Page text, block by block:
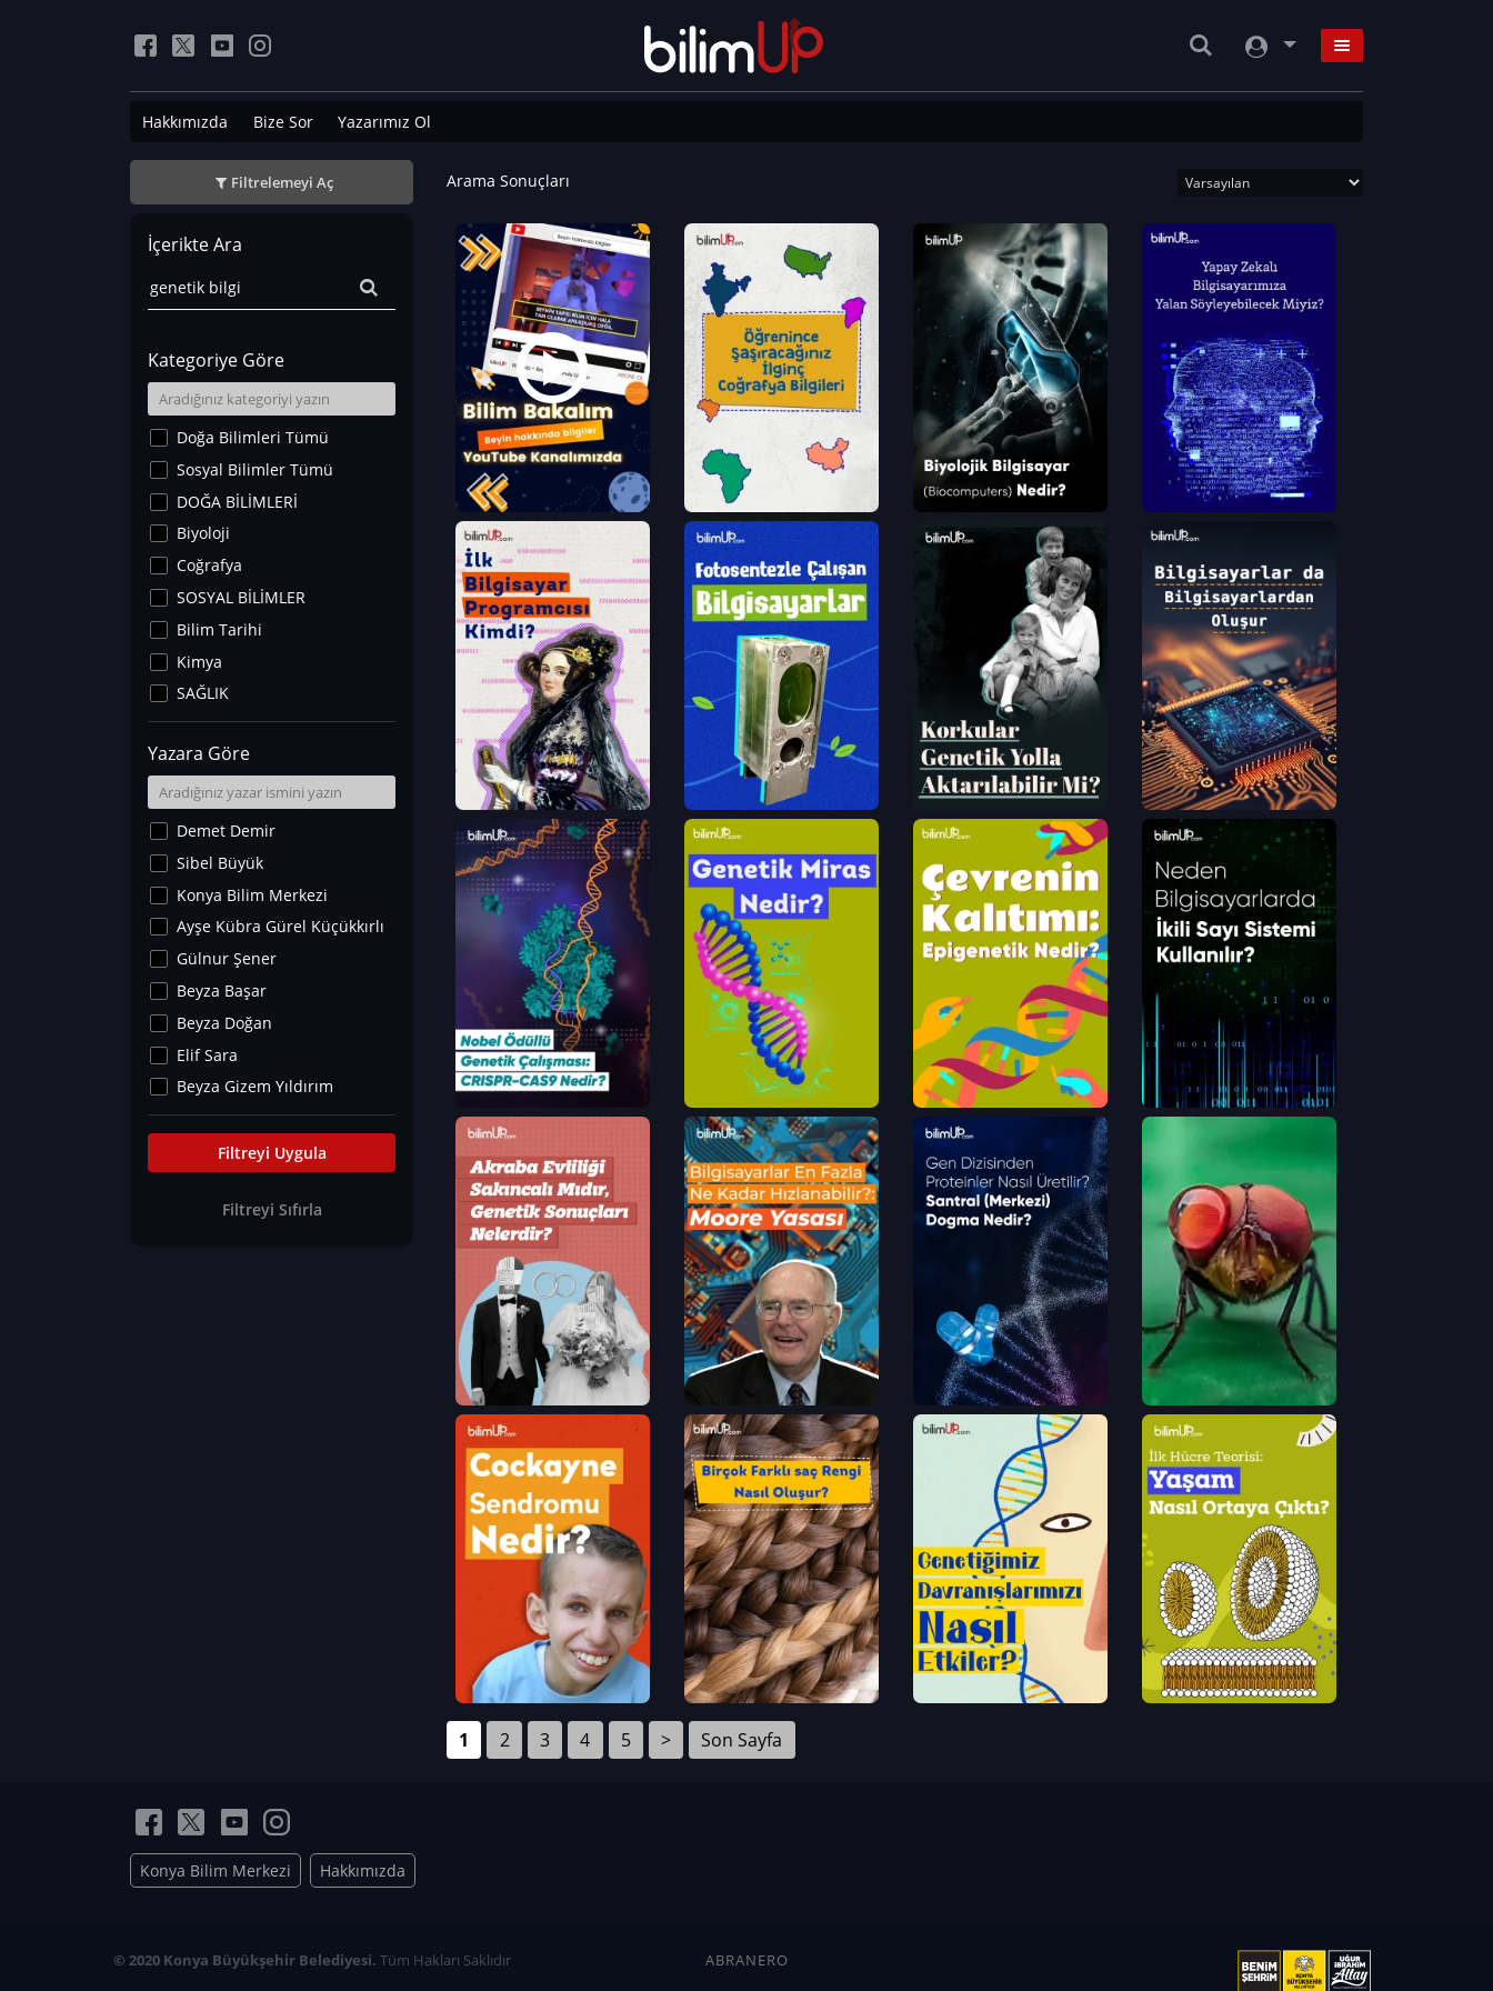
Hakkımızda Bize Sor Yazarımız Ol
Filtrelemeyi Aç
İçerikte Ara
Kategoriye Göre
Doğa Bilimleri Tümü
Sosyal Bilimler Tümü
DOĞA BİLİMLERİ
Biyoloji
Coğrafya
SOSYAL BİLİMLER
Bilim Tarihi
Kimya
SAĞLIK
Sanat Tarihi
Fizik
Yer Bilimleri
Astronomi ve Uzay
Noroloji
Matematik
Teknoloji
İklim Değişikliği
Arkeoloji
Kültür&Sanat
Yaşam Tavsiyeleri
Merakoloji
Eğitim Bilimleri
Yazara Göre
Demet Demir
Sibel Büyük
Konya Bilim Merkezi
Ayşe Kübra Gürel Küçükkırlı
Gülnur Şener
Beyza Başar
Beyza Doğan
Elif Sara
Beyza Gizem Yıldırım
İlknur İyigökler
Büşra Elif Kıvrak
Can TORUN
Filtreyi Uygula
Filtreyi Sıfırla
Arama Sonuçları
1 2 3 4 5 > Son Sayfa
Konya Bilim Merkezi Hakkımızda
© 2020 Konya Büyükşehir Belediyesi. Tüm Hakları Saklıdır ABRANERO